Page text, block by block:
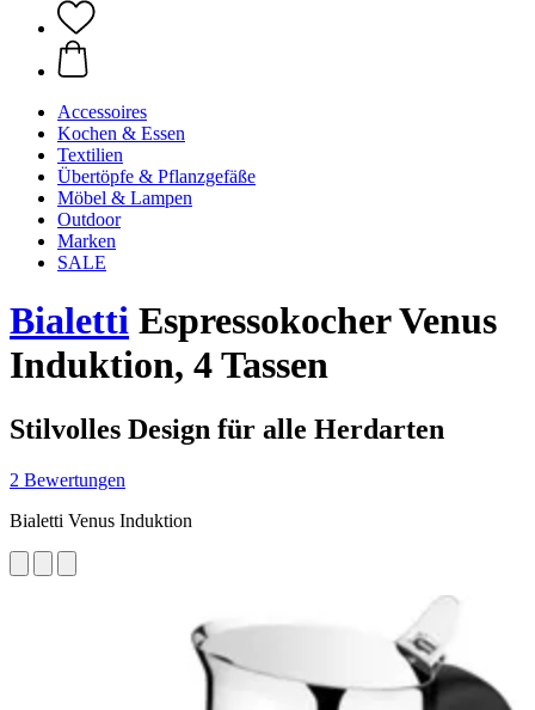
Accessoires
Kochen & Essen
Textilien
Übertöpfe & Pflanzgefäße
Möbel & Lampen
Outdoor
Marken
SALE
Bialetti Espressokocher Venus
Induktion, 4 Tassen
Stilvolles Design für alle Herdarten
2 Bewertungen
Bialetti Venus Induktion